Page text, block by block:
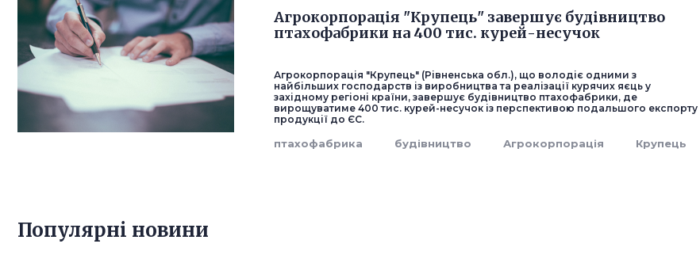
Агрокорпорація "Крупець" завершує будівництво
птахофабрики на 400 тис. курей-несучок
Агрокорпорація "Крупець" (Рівненська обл.), що володіє одними з
найбільших господарств із виробництва та реалізації курячих яєць у
західному регіоні країни, завершує будівництво птахофабрики, де
вирощуватиме 400 тис. курей-несучок із перспективою подальшого експорту
продукції до ЄС.
птахофабрика будівництво Агрокорпорація Крупець
Популярнi новини